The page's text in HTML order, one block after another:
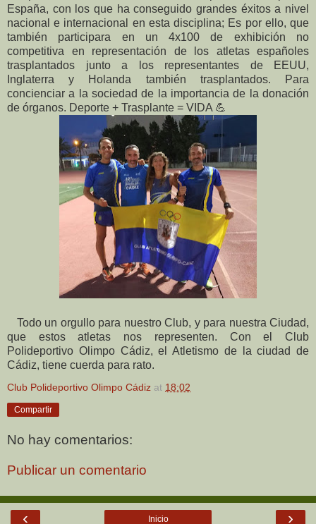
España, con los que ha conseguido grandes éxitos a nivel
nacional e internacional en esta disciplina; Es por ello, que
también participara en un 4x100 de exhibición no
competitiva en representación de los atletas españoles
trasplantados junto a los representantes de EEUU,
Inglaterra y Holanda también trasplantados. Para
concienciar a la sociedad de la importancia de la donación
de órganos. Deporte + Trasplante = VIDA 💪
Todo un orgullo para nuestro Club, y para nuestra Ciudad,
que estos atletas nos representen. Con el Club
Polideportivo Olimpo Cádiz, el Atletismo de la ciudad de
Cádiz, tiene cuerda para rato.
Club Polideportivo Olimpo Cádiz at 18:02
Compartir
No hay comentarios:
Publicar un comentario
‹ ›
Inicio